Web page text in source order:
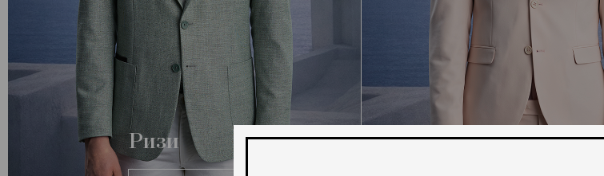
Ризи Костюми